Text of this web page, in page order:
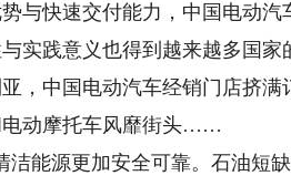
快速交付能力，中国电动汽
实践意义也得到越来越多国
，中国电动汽车经销门店挤
电动摩托车风靡街头……
能源更加安全可靠。石油短